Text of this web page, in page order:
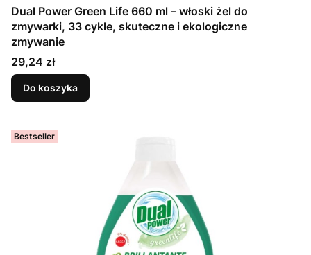
Dual Power Green Life 660 ml – włoski żel do
zmywarki, 33 cykle, skuteczne i ekologiczne
zmywanie
Cena
29,24 zł
Do koszyka
Bestseller